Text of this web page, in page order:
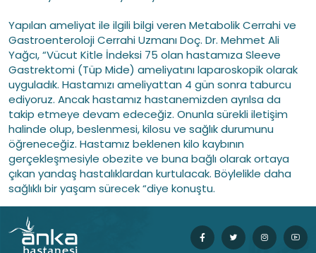
Yapılan ameliyat ile ilgili bilgi veren Metabolik Cerrahi ve
Gastroenteroloji Cerrahi Uzmanı Doç. Dr. Mehmet Ali
Yağcı, “Vücut Kitle İndeksi 75 olan hastamıza Sleeve
Gastrektomi (Tüp Mide) ameliyatını laparoskopik olarak
uyguladık. Hastamızı ameliyattan 4 gün sonra taburcu
ediyoruz. Ancak hastamız hastanemizden ayrılsa da
takip etmeye devam edeceğiz. Onunla sürekli iletişim
halinde olup, beslenmesi, kilosu ve sağlık durumunu
öğreneceğiz. Hastamız beklenen kilo kaybının
gerçekleşmesiyle obezite ve buna bağlı olarak ortaya
çıkan yandaş hastalıklardan kurtulacak. Böylelikle daha
sağlıklı bir yaşam sürecek “diye konuştu.